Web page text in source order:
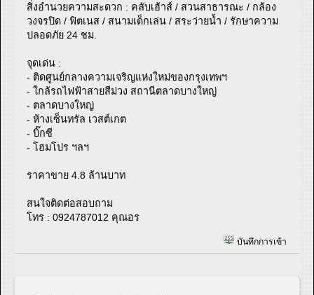
สิ่งอำนวยความสะดวก : คลับเฮ้าส์ / สวนสาธารณะ / กล้อง
วงจรปิด / ฟิตเนส / สนามเด็กเล่น / สระว่ายน้ำ / รักษาความ
ปลอดภัย 24 ชม.
จุดเด่น :
- ติดศูนย์กลางความเจริญแห่งใหม่ของกรุงเทพฯ
- ใกล้รถไฟฟ้าสายสีม่วง สถานีตลาดบางใหญ่
- ตลาดบางใหญ่
- ห้างเซ็นทรัล เวสต์เกต
- บิ๊กซี
- โฮมโปร ฯลฯ
ราคาขาย 4.8 ล้านบาท
สนใจติดต่อสอบถาม
โทร : 0924787012 คุณอร
บันทึกการเข้า